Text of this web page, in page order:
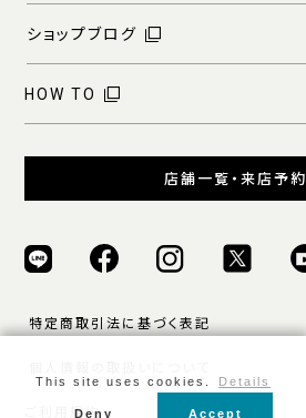
ショップブログ
HOW TO
店舗一覧・来店予約
特定商取引法に基づく表記
ご利用規約
This site uses cookies. Details
Deny Accept